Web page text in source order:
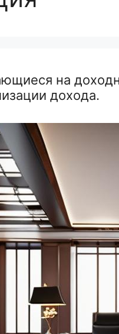
на
дохода.